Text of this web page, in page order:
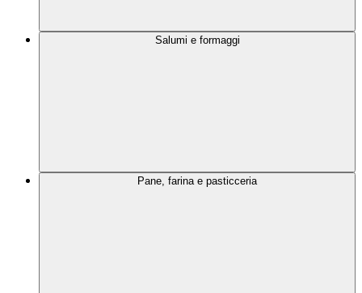
Salumi e formaggi
Pane, farina e pasticceria